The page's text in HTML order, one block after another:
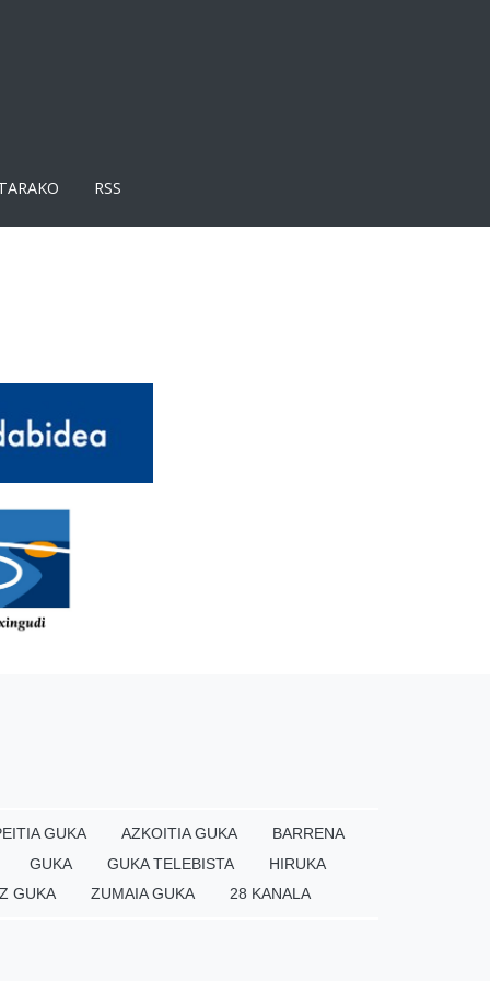
RSS
GUKA AZKOITIA GUKA
BARRENA
GUKA
GUKA TELEBISTA
HIRUKA
GUKA
ZUMAIA GUKA 28 KANALA